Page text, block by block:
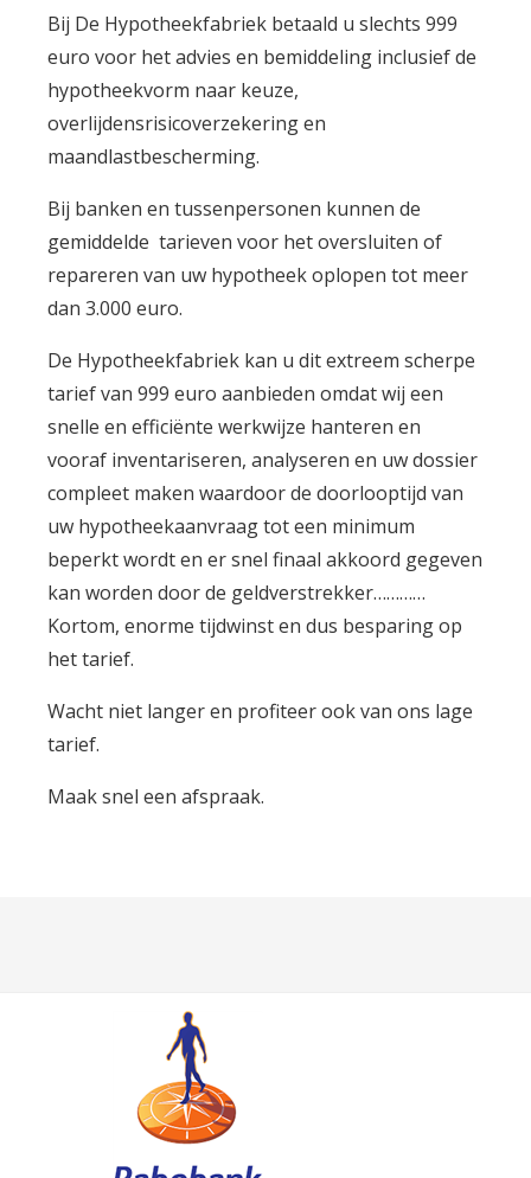
Bij De Hypotheekfabriek betaald u slechts 999
euro voor het advies en bemiddeling inclusief de
hypotheekvorm naar keuze,
overlijdensrisicoverzekering en
maandlastbescherming.
Bij banken en tussenpersonen kunnen de
gemiddelde tarieven voor het oversluiten of
repareren van uw hypotheek oplopen tot meer
dan 3.000 euro.
De Hypotheekfabriek kan u dit extreem scherpe
tarief van 999 euro aanbieden omdat wij een
snelle en efficiënte werkwijze hanteren en
vooraf inventariseren, analyseren en uw dossier
compleet maken waardoor de doorlooptijd van
uw hypotheekaanvraag tot een minimum
beperkt wordt en er snel finaal akkoord gegeven
kan worden door de geldverstrekker…………
Kortom, enorme tijdwinst en dus besparing op
het tarief.
Wacht niet langer en profiteer ook van ons lage
tarief.
Maak snel een afspraak.